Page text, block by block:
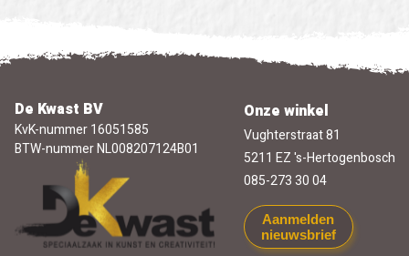
De Kwast BV
KvK-nummer 16051585
BTW-nummer NL008207124B01
Onze winkel
Vughterstraat 81
5211 EZ 's-Hertogenbosch
085-273 30 04
Aanmelden
nieuwsbrief